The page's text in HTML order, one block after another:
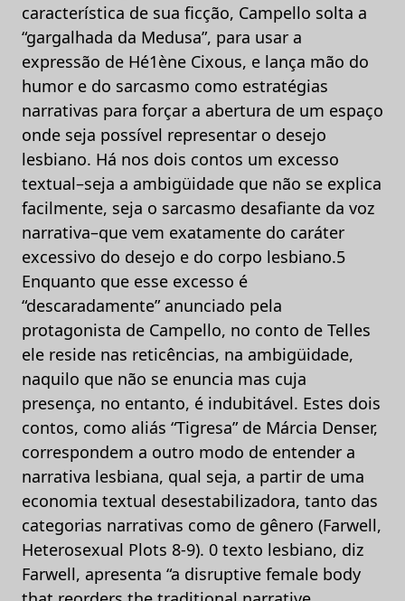
característica de sua ficção, Campello solta a
“gargalhada da Medusa”, para usar a
expressão de Hé1ène Cixous, e lança mão do
humor e do sarcasmo como estratégias
narrativas para forçar a abertura de um espaço
onde seja possível representar o desejo
lesbiano. Há nos dois contos um excesso
textual–seja a ambigüidade que não se explica
facilmente, seja o sarcasmo desafiante da voz
narrativa–que vem exatamente do caráter
excessivo do desejo e do corpo lesbiano.5
Enquanto que esse excesso é
“descaradamente” anunciado pela
protagonista de Campello, no conto de Telles
ele reside nas reticências, na ambigüidade,
naquilo que não se enuncia mas cuja
presença, no entanto, é indubitável. Estes dois
contos, como aliás “Tigresa” de Márcia Denser,
correspondem a outro modo de entender a
narrativa lesbiana, qual seja, a partir de uma
economia textual desestabilizadora, tanto das
categorias narrativas como de gênero (Farwell,
Heterosexual Plots 8-9). 0 texto lesbiano, diz
Farwell, apresenta “a disruptive female body